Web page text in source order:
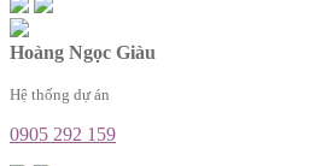
Hoàng Ngọc Giàu
Hệ thống dự án
0905 292 159